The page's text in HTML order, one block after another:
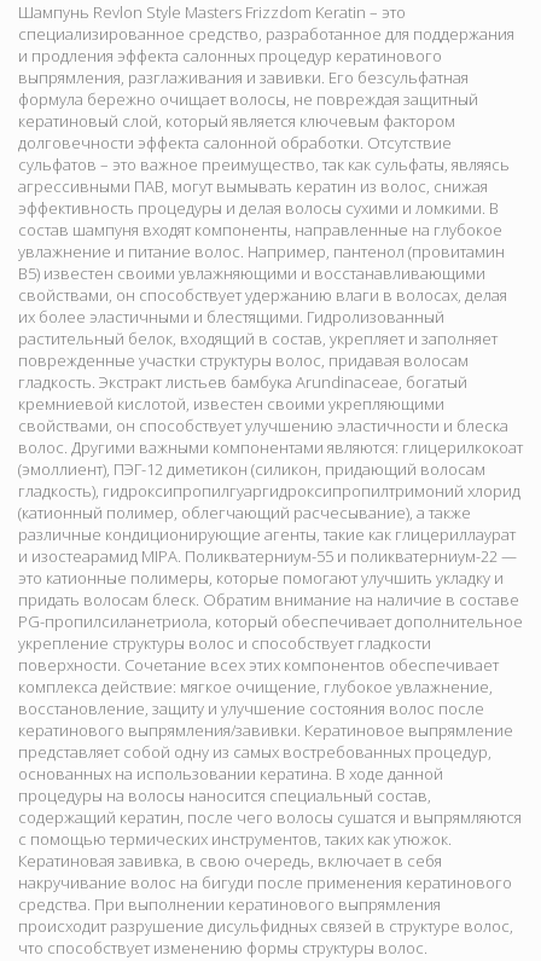
Шампунь Revlon Style Masters Frizzdom Keratin – это
специализированное средство, разработанное для поддержания
и продления эффекта салонных процедур кератинового
выпрямления, разглаживания и завивки. Его безсульфатная
формула бережно очищает волосы, не повреждая защитный
кератиновый слой, который является ключевым фактором
долговечности эффекта салонной обработки. Отсутствие
сульфатов – это важное преимущество, так как сульфаты, являясь
агрессивными ПАВ, могут вымывать кератин из волос, снижая
эффективность процедуры и делая волосы сухими и ломкими. В
состав шампуня входят компоненты, направленные на глубокое
увлажнение и питание волос. Например, пантенол (провитамин
В5) известен своими увлажняющими и восстанавливающими
свойствами, он способствует удержанию влаги в волосах, делая
их более эластичными и блестящими. Гидролизованный
растительный белок, входящий в состав, укрепляет и заполняет
поврежденные участки структуры волос, придавая волосам
гладкость. Экстракт листьев бамбука Arundinaceae, богатый
кремниевой кислотой, известен своими укрепляющими
свойствами, он способствует улучшению эластичности и блеска
волос. Другими важными компонентами являются: глицерилкокоат
(эмоллиент), ПЭГ-12 диметикон (силикон, придающий волосам
гладкость), гидроксипропилгуаргидроксипропилтримоний хлорид
(катионный полимер, облегчающий расчесывание), а также
различные кондиционирующие агенты, такие как глицериллаурат
и изостеарамид MIPA. Поликватерниум-55 и поликватерниум-22 —
это катионные полимеры, которые помогают улучшить укладку и
придать волосам блеск. Обратим внимание на наличие в составе
PG-пропилсиланетриола, который обеспечивает дополнительное
укрепление структуры волос и способствует гладкости
поверхности. Сочетание всех этих компонентов обеспечивает
комплекса действие: мягкое очищение, глубокое увлажнение,
восстановление, защиту и улучшение состояния волос после
кератинового выпрямления/завивки. Кератиновое выпрямление
представляет собой одну из самых востребованных процедур,
основанных на использовании кератина. В ходе данной
процедуры на волосы наносится специальный состав,
содержащий кератин, после чего волосы сушатся и выпрямляются
с помощью термических инструментов, таких как утюжок.
Кератиновая завивка, в свою очередь, включает в себя
накручивание волос на бигуди после применения кератинового
средства. При выполнении кератинового выпрямления
происходит разрушение дисульфидных связей в структуре волос,
что способствует изменению формы структуры волос.